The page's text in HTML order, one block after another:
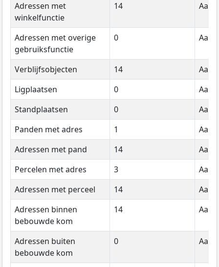
Adressen met
winkelfunctie
14
Adressen met overige
gebruiksfunctie
0
Verblijfsobjecten 14
Ligplaatsen
0
Standplaatsen
0
Panden met adres
1
Adressen met pand
14
Percelen met adres
3
Adressen met perceel
14
Adressen binnen
bebouwde kom
14
Adressen buiten
bebouwde kom
0